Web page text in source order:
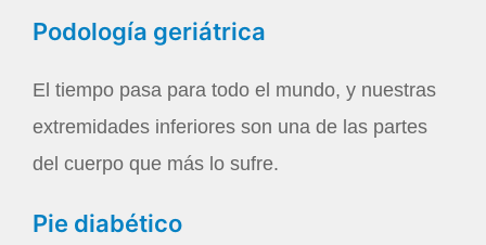
Podología geriátrica
El tiempo pasa para todo el mundo, y nuestras
extremidades inferiores son una de las partes
del cuerpo que más lo sufre.
Pie diabético